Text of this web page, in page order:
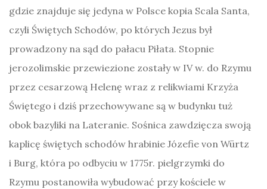
gdzie znajduje się jedyna w Polsce kopia Scala Santa,
czyli Świętych Schodów, po których Jezus był
prowadzony na sąd do pałacu Piłata. Stopnie
jerozolimskie przewiezione zostały w IV w. do Rzymu
przez cesarzową Helenę wraz z relikwiami Krzyża
Świętego i dziś przechowywane są w budynku tuż
obok bazyliki na Lateranie. Sośnica zawdzięcza swoją
kaplicę świętych schodów hrabinie Józefie von Würtz
i Burg, która po odbyciu w 1775r. pielgrzymki do
Rzymu postanowiła wybudować przy kościele w